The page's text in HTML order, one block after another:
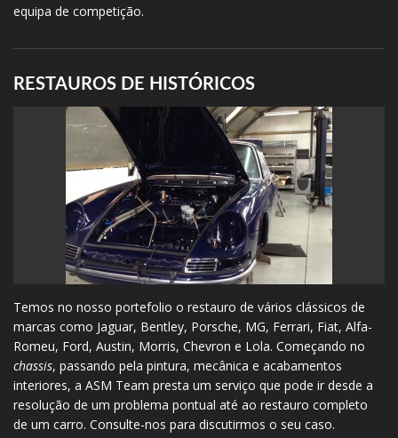
equipa de competição.
RESTAUROS DE HISTÓRICOS
Temos no nosso portefolio o restauro de vários clássicos de
marcas como Jaguar, Bentley, Porsche, MG, Ferrari, Fiat, Alfa-
Romeu, Ford, Austin, Morris, Chevron e Lola. Começando no
chassis, passando pela pintura, mecânica e acabamentos
interiores, a ASM Team presta um serviço que pode ir desde a
resolução de um problema pontual até ao restauro completo
de um carro. Consulte-nos para discutirmos o seu caso.